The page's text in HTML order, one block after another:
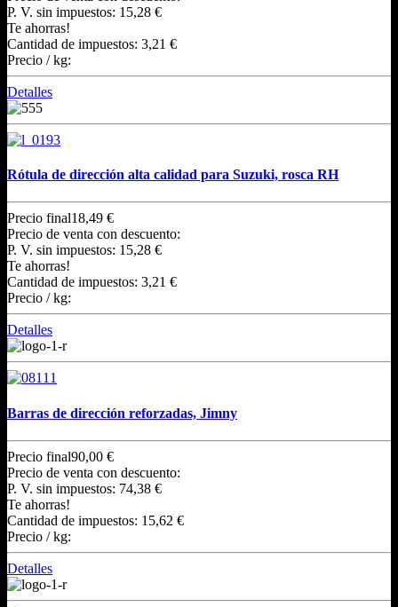
P. V. sin impuestos: 15,28 €
Te ahorras!
Cantidad de impuestos: 3,21 €
Precio / kg:
Detalles
Rótula de dirección alta calidad para Suzuki, rosca RH
Precio final18,49 €
Precio de venta con descuento:
P. V. sin impuestos: 15,28 €
Te ahorras!
Cantidad de impuestos: 3,21 €
Precio / kg:
Detalles
Barras de dirección reforzadas, Jimny
Precio final90,00 €
Precio de venta con descuento:
P. V. sin impuestos: 74,38 €
Te ahorras!
Cantidad de impuestos: 15,62 €
Precio / kg:
Detalles